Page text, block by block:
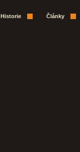
Historie
Články